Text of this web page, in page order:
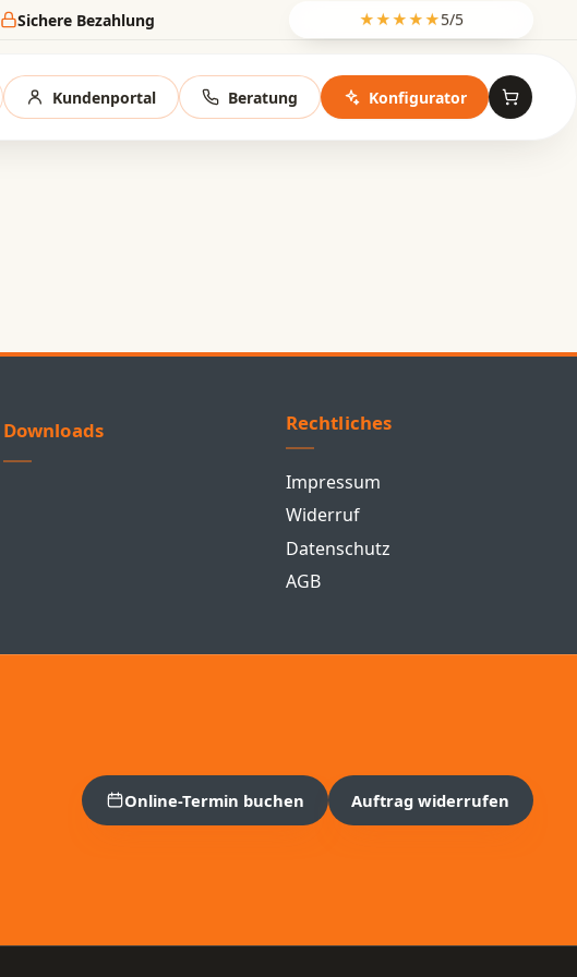
Sichere Bezahlung ★★★★★5/5
Kundenportal Beratung Konfigurator
Downloads Rechtliches
Impressum
Widerruf
Datenschutz
AGB
Online-Termin buchen Auftrag widerrufen